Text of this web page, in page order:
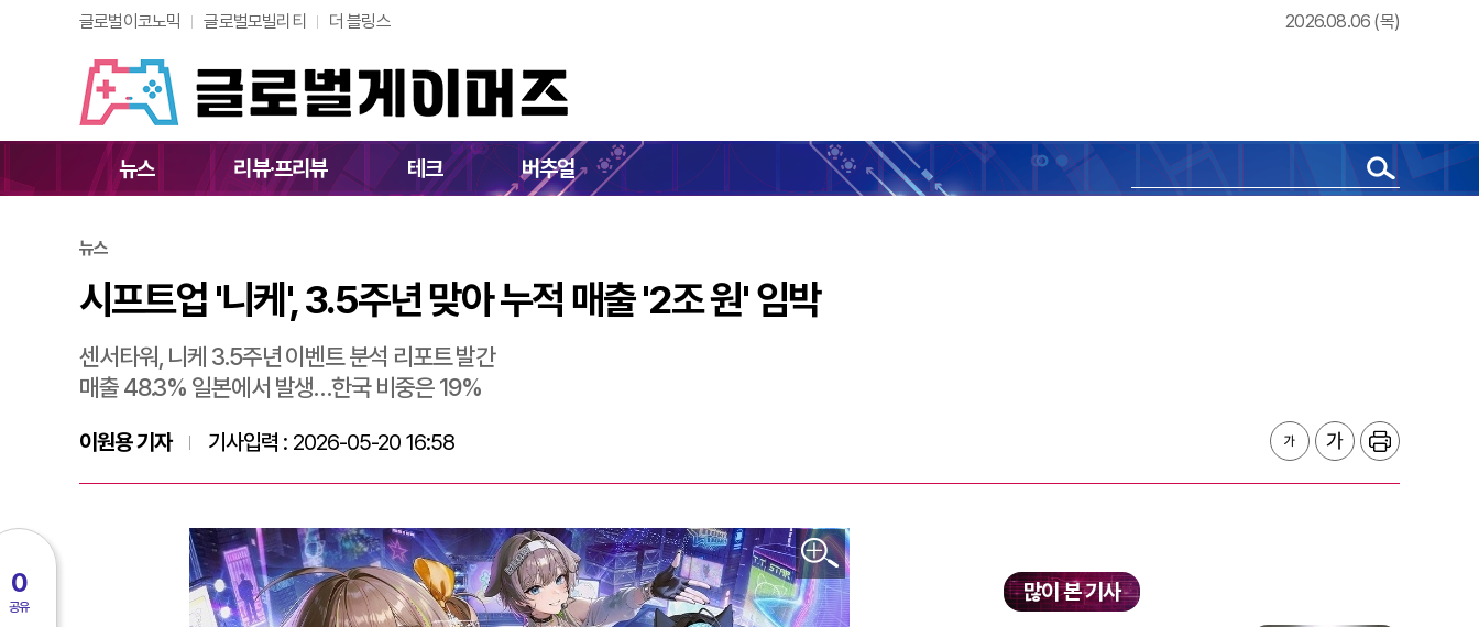
글로벌이코노믹 글로벌모빌리티 더 블링스 2026.08.06 (목)
뉴스 리뷰·프리뷰 테크 버추얼
시프트업 '니케', 3.5주년 맞아 누적 매출 '2조 원' 임박
0
공유
뉴스
시프트업 '니케', 3.5주년 맞아 누적 매출 '2조 원' 임박
센서타워, 니케 3.5주년 이벤트 분석 리포트 발간
매출 48.3% 일본에서 발생…한국 비중은 19%
이원용 기자 기사입력 : 2026-05-20 16:58
많이 본 기사